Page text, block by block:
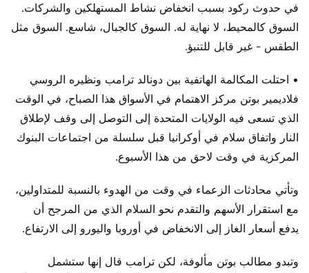
في حدوث ركود بسبب انخفاض نشاط المستهلكين والشركات.
السوق كالمحيط، لا نهاية له. السوق كالجبال، شاسع. السوق مثل
الطقس - غير قابل للتنبؤ.
• احتلت المكالمة الهاتفية بين دونالد ترامب ونظيره الروسي
فلاديمير بوتن مركز الاهتمام في الأسواق هذا الصباح، في الوقت
الذي تسعى فيه الولايات المتحدة إلى التوصل إلى وقف لإطلاق
النار واتفاق سلام في أوكرانيا قبل سلسلة من اجتماعات البنوك
المركزية في وقت لاحق من هذا الأسبوع.
وتأتي محادثات الزعماء في وقت من الهدوء بالنسبة للمتداولين،
مع استقرار الأسهم والتقدم نحو السلام الذي من المرجح أن
يدفع أسعار الغاز إلى الانخفاض في أوروبا واليورو إلى الارتفاع.
وتبدو مطالب بوتن مألوفة، لكن ترامب قال إنها ستشمل